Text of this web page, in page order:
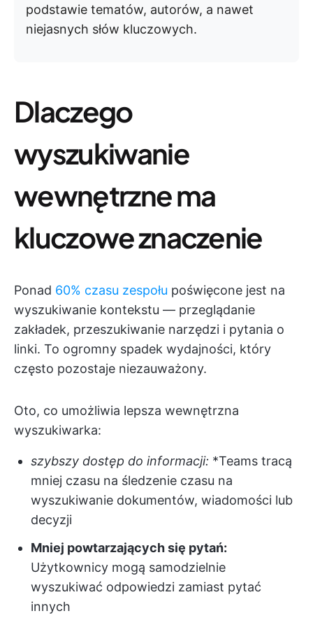
podstawie tematów, autorów, a nawet
niejasnych słów kluczowych.
Dlaczego
wyszukiwanie
wewnętrzne ma
kluczowe znaczenie
Ponad 60% czasu zespołu poświęcone jest na
wyszukiwanie kontekstu — przeglądanie
zakładek, przeszukiwanie narzędzi i pytania o
linki. To ogromny spadek wydajności, który
często pozostaje niezauważony.
Oto, co umożliwia lepsza wewnętrzna
wyszukiwarka:
szybszy dostęp do informacji: *Teams tracą
mniej czasu na śledzenie czasu na
wyszukiwanie dokumentów, wiadomości lub
decyzji
Mniej powtarzających się pytań:
Użytkownicy mogą samodzielnie
wyszukiwać odpowiedzi zamiast pytać
innych